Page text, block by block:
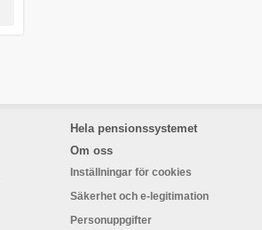
Hela pensionssystemet
Om oss
Inställningar för cookies
Säkerhet och e-legitimation
Personuppgifter